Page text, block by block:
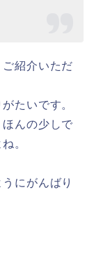
紹介いただ
たいです。
んの少しで
。
にがんばり